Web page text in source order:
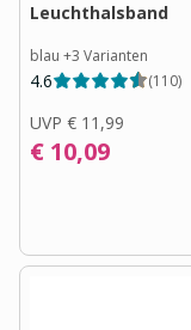
Leuchthalsband
blau +3 Varianten
4.6 (110)
UVP € 11,99
€ 10,09